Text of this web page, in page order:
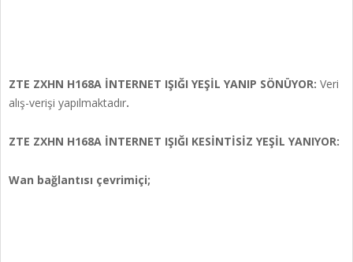
ZTE ZXHN H168A İNTERNET IŞIĞI YEŞİL YANIP SÖNÜYOR: Veri
alış-verişi yapılmaktadır.
ZTE ZXHN H168A İNTERNET IŞIĞI KESİNTİSİZ YEŞİL YANIYOR:
Wan bağlantısı çevrimiçi;